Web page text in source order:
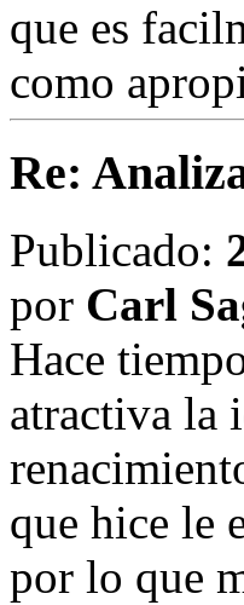
que es
como
Re:
Publicado:
por Carl
Hace
atractiva la
que hice le
por lo que